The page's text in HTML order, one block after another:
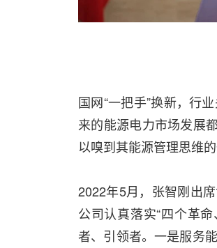
国网“一把手”换新，行
来的能源电力市场发展
以嗅到其能源管理思维
2022年5月，张智刚出
公司认真落实“四个革
者、引领者。一是服务